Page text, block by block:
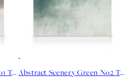
Burnt Tones Watercolor No1 Tela Abstract Scenery Green No2 Tela